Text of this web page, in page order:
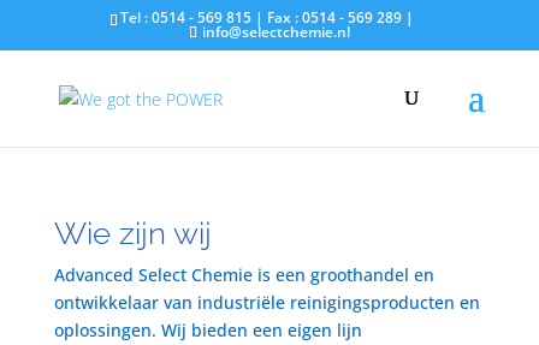
Tel : 0514 - 569 815 | Fax : 0514 - 569 289 |
info@selectchemie.nl
Wie zijn wij
Advanced Select Chemie is een groothandel en
ontwikkelaar van industriële reinigingsproducten en
oplossingen. Wij bieden een eigen lijn